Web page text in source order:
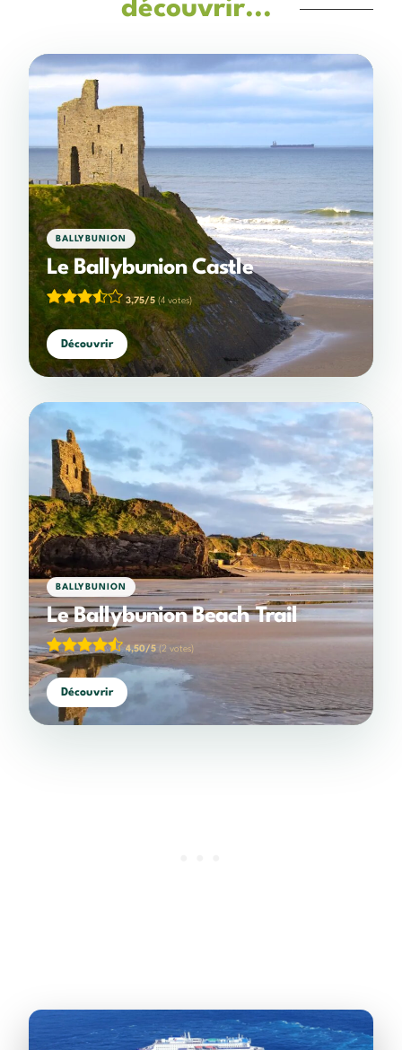
découvrir...
BALLYBUNION
Le Ballybunion Castle
3,75/5 (4 votes)
Découvrir
BALLYBUNION
Le Ballybunion Beach Trail
4,50/5 (2 votes)
Découvrir